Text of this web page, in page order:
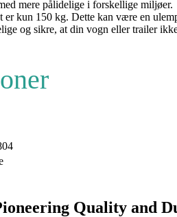
mere pålidelige i forskellige miljøer.
er kun 150 kg. Dette kan være en
og sikre, at din vogn eller trailer
Quality and